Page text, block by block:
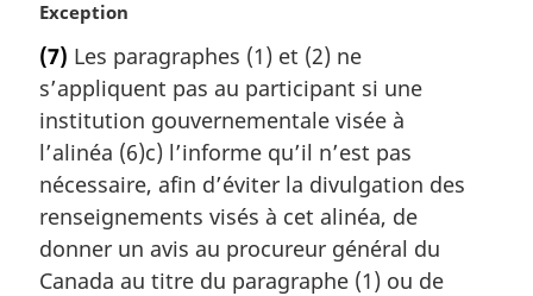
N
t
e
m
a
g
i
n
a
Exception
(7) Les paragraphes (1) et (2) ne
s’appliquent pas au participant si une
institution gouvernementale visée à
l’alinéa (6)c) l’informe qu’il n’est pas
nécessaire, afin d’éviter la divulgation des
renseignements visés à cet alinéa, de
donner un avis au procureur général du
Canada au titre du paragraphe (1) ou de